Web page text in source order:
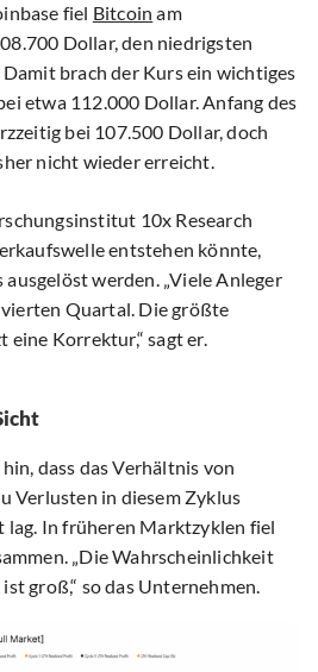
fiel Bitcoin am
Dollar, den niedrigsten
brach der Kurs ein wichtiges
etwa 112.000 Dollar. Anfang des
bei 107.500 Dollar, doch
nicht wieder erreicht.
10x Research
entstehen könnte,
werden. „Viele Anleger
Quartal. Die größte
eine Korrektur,“ sagt er.
dass das Verhältnis von
Verlusten in diesem Zyklus
lag. In früheren Marktzyklen fiel
„Die Wahrscheinlichkeit
groß,“ so das Unternehmen.